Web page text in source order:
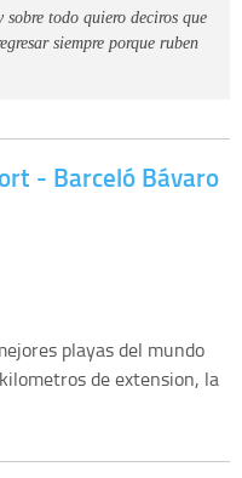
todo quiero deciros que
siempre porque ruben
- Barceló Bávaro
playas del mundo
de extension, la